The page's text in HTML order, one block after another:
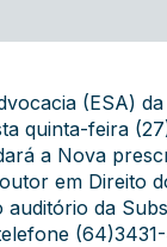
(ESA)
quinta-feira
a Nova
em Direito
da